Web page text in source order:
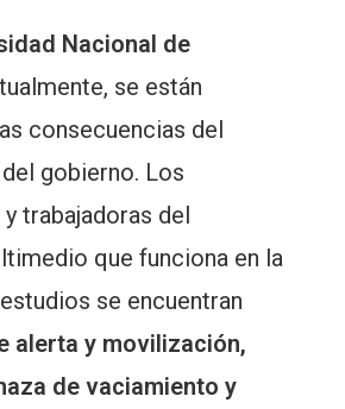
Nacional de
se están
consecuencias del
gobierno. Los
trabajadoras del
que funciona en la
se encuentran
alerta y movilización,
de vaciamiento y